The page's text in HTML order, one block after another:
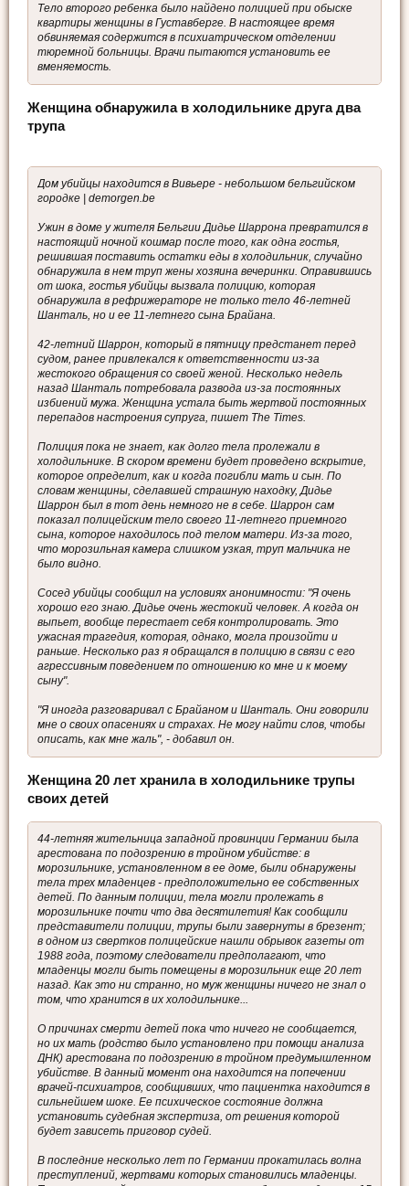
Тело второго ребенка было найдено полицией при обыске
квартиры женщины в Густавберге. В настоящее время
обвиняемая содержится в психиатрическом отделении
тюремной больницы. Врачи пытаются установить ее
вменяемость.
Женщина обнаружила в холодильнике друга два
трупа
Дом убийцы находится в Вивьере - небольшом бельгийском
городке | demorgen.be
Ужин в доме у жителя Бельгии Дидье Шаррона превратился в
настоящий ночной кошмар после того, как одна гостья,
решившая поставить остатки еды в холодильник, случайно
обнаружила в нем труп жены хозяина вечеринки. Оправившись
от шока, гостья убийцы вызвала полицию, которая
обнаружила в рефрижераторе не только тело 46-летней
Шанталь, но и ее 11-летнего сына Брайана.
42-летний Шаррон, который в пятницу предстанет перед
судом, ранее привлекался к ответственности из-за
жестокого обращения со своей женой. Несколько недель
назад Шанталь потребовала развода из-за постоянных
избиений мужа. Женщина устала быть жертвой постоянных
перепадов настроения супруга, пишет The Times.
Полиция пока не знает, как долго тела пролежали в
холодильнике. В скором времени будет проведено вскрытие,
которое определит, как и когда погибли мать и сын. По
словам женщины, сделавшей страшную находку, Дидье
Шаррон был в тот день немного не в себе. Шаррон сам
показал полицейским тело своего 11-летнего приемного
сына, которое находилось под телом матери. Из-за того,
что морозильная камера слишком узкая, труп мальчика не
было видно.
Сосед убийцы сообщил на условиях анонимности: "Я очень
хорошо его знаю. Дидье очень жестокий человек. А когда он
выпьет, вообще перестает себя контролировать. Это
ужасная трагедия, которая, однако, могла произойти и
раньше. Несколько раз я обращался в полицию в связи с его
агрессивным поведением по отношению ко мне и к моему
сыну".
"Я иногда разговаривал с Брайаном и Шанталь. Они говорили
мне о своих опасениях и страхах. Не могу найти слов, чтобы
описать, как мне жаль", - добавил он.
Женщина 20 лет хранила в холодильнике трупы
своих детей
44-летняя жительница западной провинции Германии была
арестована по подозрению в тройном убийстве: в
морозильнике, установленном в ее доме, были обнаружены
тела трех младенцев - предположительно ее собственных
детей. По данным полиции, тела могли пролежать в
морозильнике почти что два десятилетия! Как сообщили
представители полиции, трупы были завернуты в брезент;
в одном из свертков полицейские нашли обрывок газеты от
1988 года, поэтому следователи предполагают, что
младенцы могли быть помещены в морозильник еще 20 лет
назад. Как это ни странно, но муж женщины ничего не знал о
том, что хранится в их холодильнике...
О причинах смерти детей пока что ничего не сообщается,
но их мать (родство было установлено при помощи анализа
ДНК) арестована по подозрению в тройном предумышленном
убийстве. В данный момент она находится на попечении
врачей-психиатров, сообщивших, что пациентка находится в
сильнейшем шоке. Ее психическое состояние должна
установить судебная экспертиза, от решения которой
будет зависеть приговор судей.
В последние несколько лет по Германии прокатилась волна
преступлений, жертвами которых становились младенцы.